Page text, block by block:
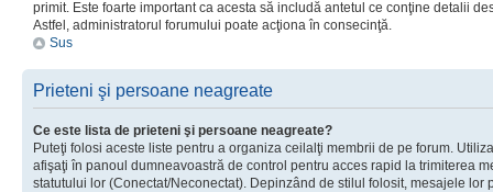
primit. Este foarte important ca acesta să includă antetul ce conţine detalii
Astfel, administratorul forumului poate acţiona în consecinţă.
Sus
Prieteni şi persoane neagreate
Ce este lista de prieteni şi persoane neagreate?
Puteţi folosi aceste liste pentru a organiza ceilalţi membrii de pe forum.
afişaţi în panoul dumneavoastră de control pentru acces rapid la trimiterea
statutului lor (Conectat/Neconectat). Depinzând de stilul folosit, mesajele lor